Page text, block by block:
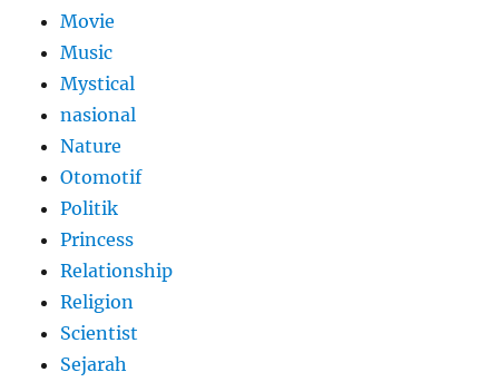
Movie
Music
Mystical
nasional
Nature
Otomotif
Politik
Princess
Relationship
Religion
Scientist
Sejarah